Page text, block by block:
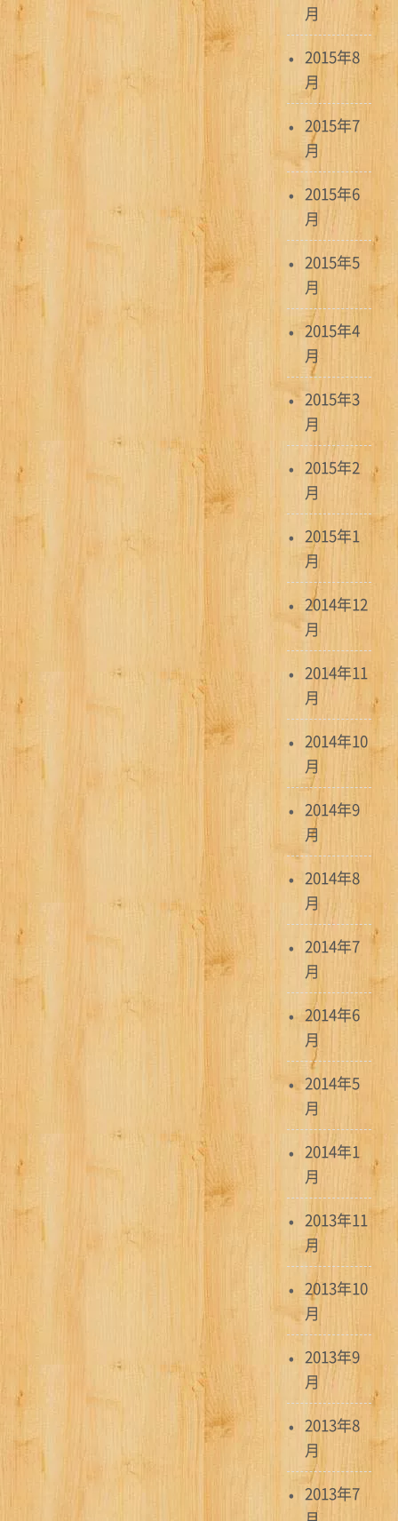
月
2015年8
月
2015年7
月
2015年6
月
2015年5
月
2015年4
月
2015年3
月
2015年2
月
2015年1
月
2014年12
月
2014年11
月
2014年10
月
2014年9
月
2014年8
月
2014年7
月
2014年6
月
2014年5
月
2014年1
月
2013年11
月
2013年10
月
2013年9
月
2013年8
月
2013年7